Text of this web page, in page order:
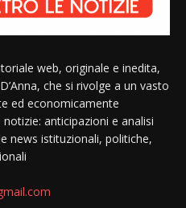
web, originale e inedita,
che si rivolge a un vasto
ed economicamente
anticipazioni e analisi
news istituzionali, politiche,